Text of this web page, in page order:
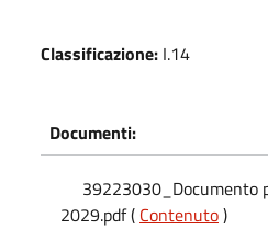
Classificazione: I.14
Documenti:
39223030_Documento
2029.pdf ( Contenuto)